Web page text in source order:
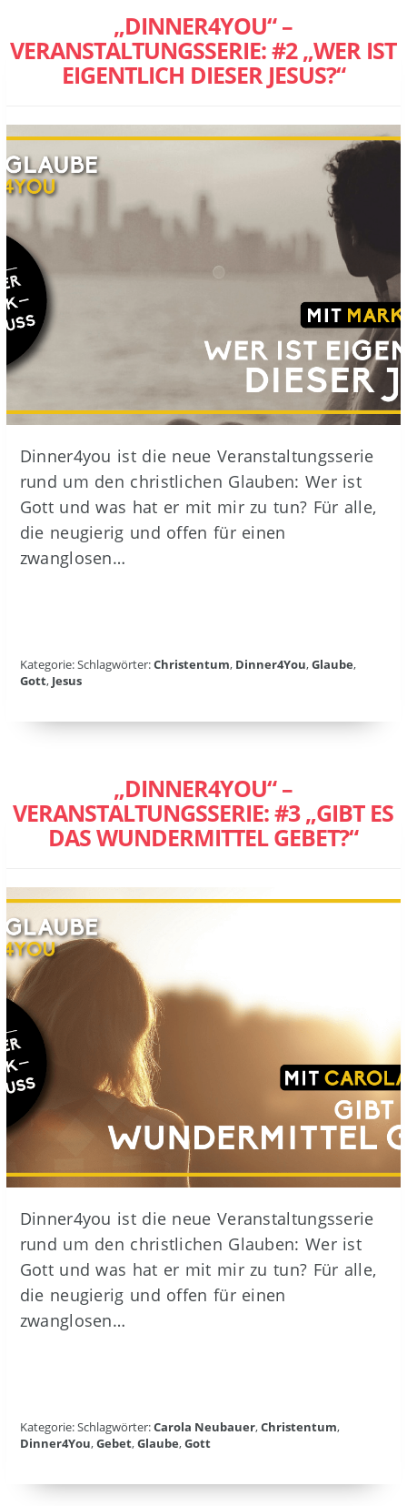
„DINNER4YOU“ –
VERANSTALTUNGSSERIE: #2 „WER IST
EIGENTLICH DIESER JESUS?“
Dinner4you ist die neue Veranstaltungsserie
rund um den christlichen Glauben: Wer ist
Gott und was hat er mit mir zu tun? Für alle,
die neugierig und offen für einen
zwanglosen…
Kategorie: Schlagwörter:Christentum, Dinner4You,Glaube,
Gott, Jesus
„DINNER4YOU“ –
VERANSTALTUNGSSERIE: #3 „GIBT ES
DAS WUNDERMITTEL GEBET?“
Dinner4you ist die neue Veranstaltungsserie
rund um den christlichen Glauben: Wer ist
Gott und was hat er mit mir zu tun? Für alle,
die neugierig und offen für einen
zwanglosen…
Kategorie: Schlagwörter:Carola Neubauer,Christentum,
Dinner4You,Gebet,Glaube,Gott